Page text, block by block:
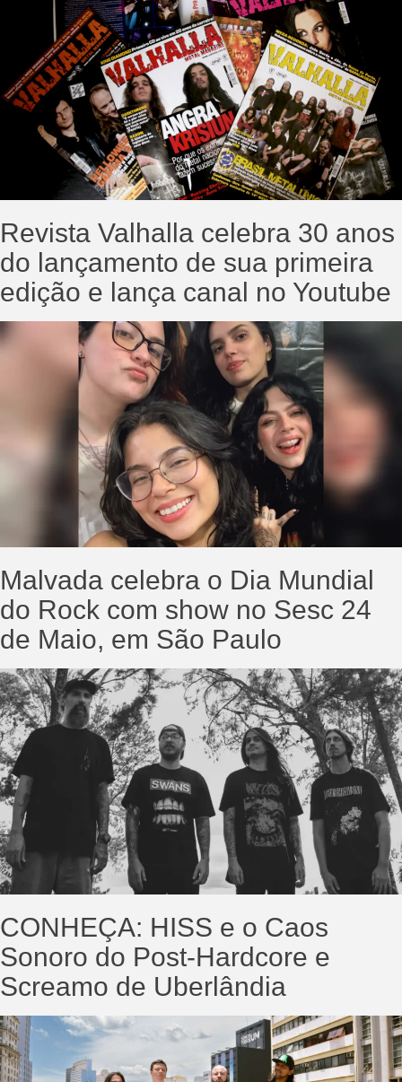
Revista Valhalla celebra 30 anos
do lançamento de sua primeira
edição e lança canal no Youtube
Malvada celebra o Dia Mundial
do Rock com show no Sesc 24
de Maio, em São Paulo
CONHEÇA: HISS e o Caos
Sonoro do Post-Hardcore e
Screamo de Uberlândia